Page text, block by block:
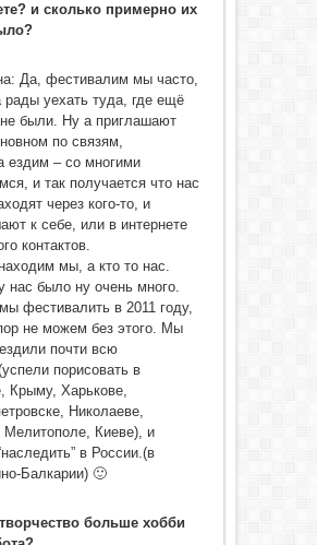
и сколько примерно их
Да, фестивалим мы часто,
рады уехать туда, где ещё
не были. Ну а приглашают
по связям,
ездим – со многими
и так получается что нас
через кого-то, и
к себе, или в интернете
контактов.
мы, а кто то нас.
нас было ну очень много.
фестивалить в 2011 году,
не можем без этого. Мы
почти всю
порисовать в
Крыму, Харькове,
Николаеве,
Киеве), и
в России.(в
Балкарии) 🙂
больше хобби